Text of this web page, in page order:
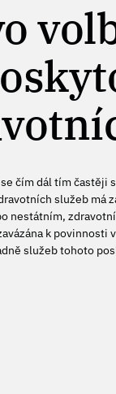
čím dál tím častěji
služeb má
nestátním,
k povinnosti
služeb tohoto